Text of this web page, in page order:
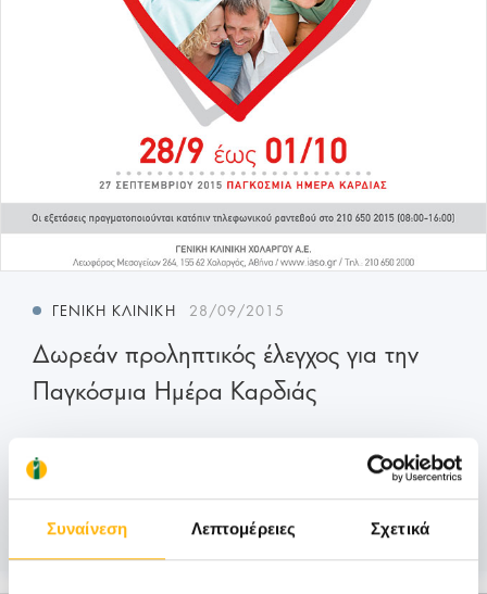
Συναίνεση Λεπτομέρειες Σχετικά
ΓΕΝΙΚΉ ΚΛΙΝΙΚΉ 28/09/2015
Δωρεάν προληπτικός έλεγχος για την
Παγκόσμια Ημέρα Καρδιάς
(Κυριακή 27 Σεπτεμβρίου), το ΙΑΣΩ Genera...
Μάθετε Περισσότερα